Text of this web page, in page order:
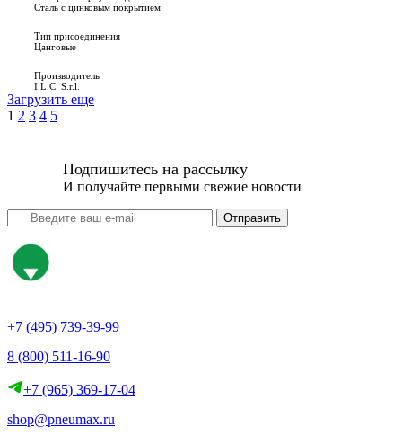
Сталь с цинковым покрытием
Тип присоединения
Цанговые
Производитель
I.L.C. S.r.l.
Загрузить еще
1 2 3 4 5
Подпишитесь на рассылку
И получайте первыми свежие новости
Отправить
+7 (495) 739-39-99
8 (800) 511-16-90
+7 (965) 369-17-04
shop@pneumax.ru